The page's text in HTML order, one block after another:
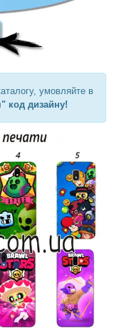
умовляйте в
код дизайну!